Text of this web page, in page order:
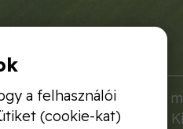
tápoldat. Professzionális
tápanyag-utánpótlás.
a felhasználói
(cookie-kat)